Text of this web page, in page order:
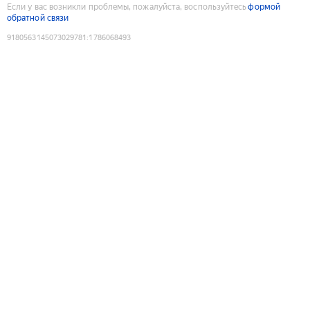
Если у вас возникли проблемы, пожалуйста, воспользуйтесьформой
обратной связи
9180563145073029781 :1786068493